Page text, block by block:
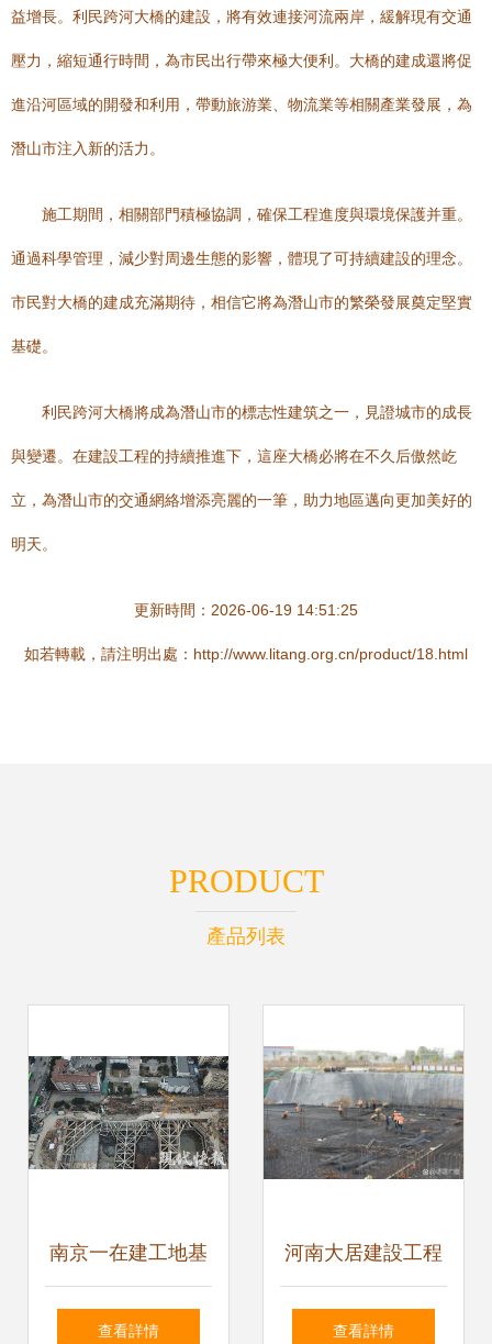
益增長。利民跨河大橋的建設，將有效連接河流兩岸，緩解現有交通
壓力，縮短通行時間，為市民出行帶來極大便利。大橋的建成還將促
進沿河區域的開發和利用，帶動旅游業、物流業等相關產業發展，為
潛山市注入新的活力。
施工期間，相關部門積極協調，確保工程進度與環境保護并重。
通過科學管理，減少對周邊生態的影響，體現了可持續建設的理念。
市民對大橋的建成充滿期待，相信它將為潛山市的繁榮發展奠定堅實
基礎。
利民跨河大橋將成為潛山市的標志性建筑之一，見證城市的成長
與變遷。在建設工程的持續推進下，這座大橋必將在不久后傲然屹
立，為潛山市的交通網絡增添亮麗的一筆，助力地區邁向更加美好的
明天。
更新時間：2026-06-19 14:51:25
如若轉載，請注明出處：http://www.litang.org.cn/product/18.html
PRODUCT
產品列表
南京一在建工地基
坑塌陷致居民緊急
查看詳情
河南大居建設工程
基坑開挖護坡施工
查看詳情